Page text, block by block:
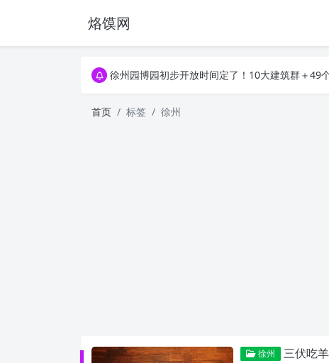
烙馍网
16796个OpenClaw Skills合集下载｜总2.7G，
16796个OpenClaw Skills合集下载｜总2.7G，压
首页
标签 徐州
徐州 三伏吃